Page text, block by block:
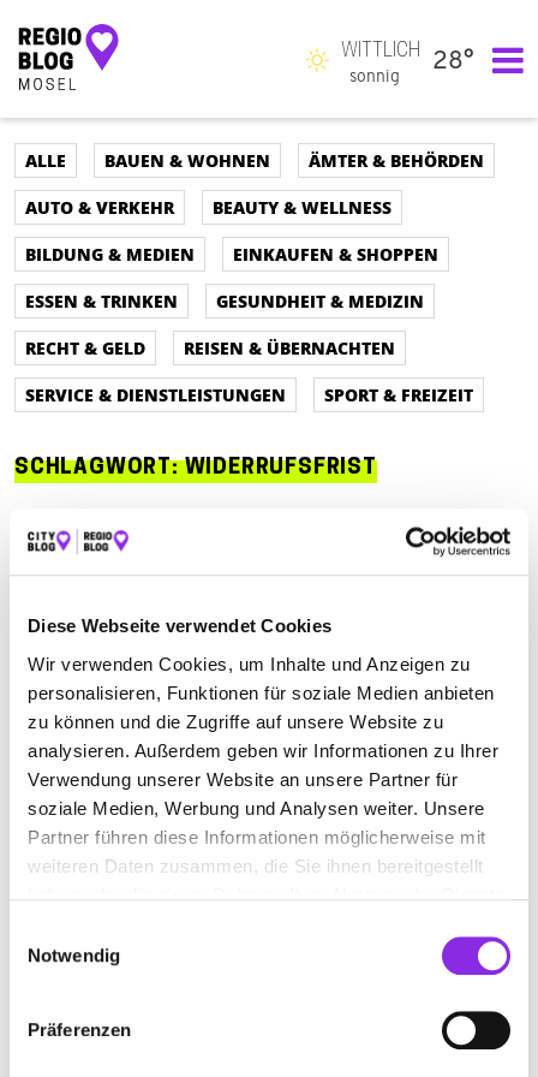
Diese Webseite verwendet Cookies
Wir verwenden Cookies, um Inhalte und Anzeigen zu
personalisieren, Funktionen für soziale Medien anbieten
zu können und die Zugriffe auf unsere Website zu
analysieren. Außerdem geben wir Informationen zu Ihrer
Verwendung unserer Website an unsere Partner für
soziale Medien, Werbung und Analysen weiter. Unsere
Partner führen diese Informationen möglicherweise mit
weiteren Daten zusammen, die Sie ihnen bereitgestellt
Notwendig
Präferenzen
Hauptnavigation
WITTLICH
sonnig
28°
ALLE BAUEN & WOHNEN
ÄMTER & BEHÖRDEN
AUTO & VERKEHR
BEAUTY & WELLNESS
BILDUNG & MEDIEN
EINKAUFEN & SHOPPEN
ESSEN & TRINKEN
GESUNDHEIT & MEDIZIN
RECHT & GELD
REISEN & ÜBERNACHTEN
SERVICE & DIENSTLEISTUNGEN
SPORT & FREIZEIT
SCHLAGWORT:WIDERRUFSFRIST
ALLE AUTO & VERKEHR
ÄMTER & BEHÖRDEN
BAUEN & WOHNEN
BEAUTY & WELLNESS
BILDUNG & MEDIEN
EINKAUFEN & SHOPPEN
ESSEN & TRINKEN
GESUNDHEIT & MEDIZIN
RECHT & GELD
REISEN & ÜBERNACHTEN
SERVICE & DIENSTLEISTUNGEN
SPORT & FREIZEIT